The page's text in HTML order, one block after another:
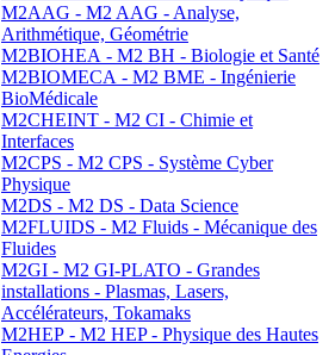
M2AAG - M2 AAG - Analyse,
Arithmétique, Géométrie
M2BIOHEA - M2 BH - Biologie et Santé
M2BIOMECA - M2 BME - Ingénierie
BioMédicale
M2CHEINT - M2 CI - Chimie et
Interfaces
M2CPS - M2 CPS - Système Cyber
Physique
M2DS - M2 DS - Data Science
M2FLUIDS - M2 Fluids - Mécanique des
Fluides
M2GI - M2 GI-PLATO - Grandes
installations - Plasmas, Lasers,
Accélérateurs, Tokamaks
M2HEP - M2 HEP - Physique des Hautes